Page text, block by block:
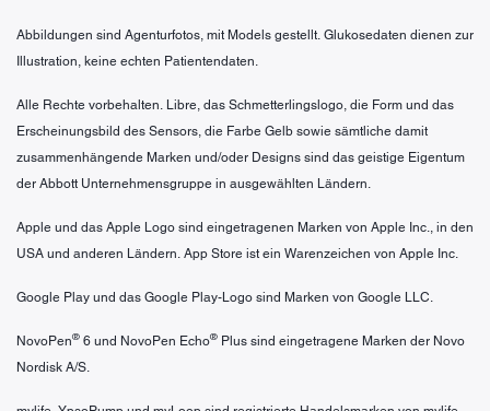
Abbildungen sind Agenturfotos, mit Models gestellt. Glukosedaten dienen zur
Illustration, keine echten Patientendaten.
Alle Rechte vorbehalten. Libre, das Schmetterlingslogo, die Form und das
Erscheinungsbild des Sensors, die Farbe Gelb sowie sämtliche damit
zusammenhängende Marken und/oder Designs sind das geistige Eigentum
der Abbott Unternehmensgruppe in ausgewählten Ländern.
Apple und das Apple Logo sind eingetragenen Marken von Apple Inc., in den
USA und anderen Ländern. App Store ist ein Warenzeichen von Apple Inc.
Google Play und das Google Play-Logo sind Marken von Google LLC.
NovoPen® 6 und NovoPen Echo® Plus sind eingetragene Marken der Novo
Nordisk A/S.